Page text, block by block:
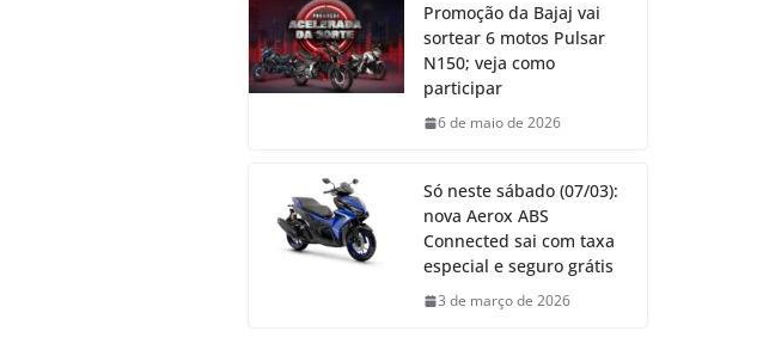
Promoção da Bajaj vai
sortear 6 motos Pulsar
N150; veja como
participar
6 de maio de 2026
Só neste sábado (07/03):
nova Aerox ABS
Connected sai com taxa
especial e seguro grátis
3 de março de 2026